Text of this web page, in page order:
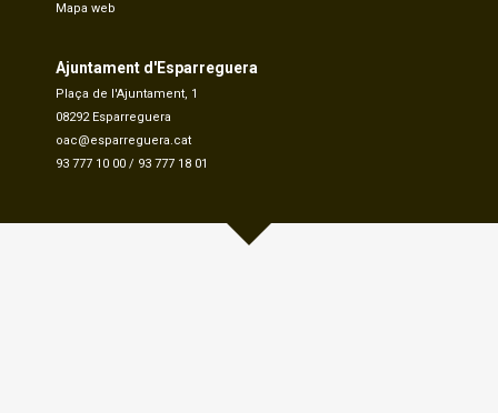
Mapa web
Ajuntament d'Esparreguera
Plaça de l'Ajuntament, 1
08292 Esparreguera
oac@esparreguera.cat
93 777 10 00 / 93 777 18 01